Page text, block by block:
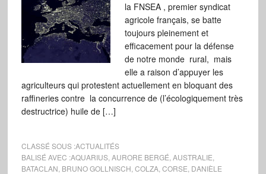
la FNSEA , premier syndicat
agricole français, se batte
toujours pleinement et
efficacement pour la défense
de notre monde rural, mais
elle a raison d’appuyer les
agriculteurs qui protestent actuellement en bloquant des
raffineries contre la concurrence de (l’écologiquement très
destructrice) huile de […]
CLASSÉ SOUS :ACTUALITÉS
BALISÉ AVEC :AQUARIUS, AURORE BERGÉ AUSTRALIE
BATACLAN BRUNO GOLLNISCH COLZA, CORSE DANIÈLE